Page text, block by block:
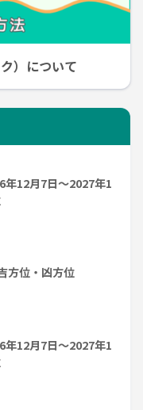
）について
年12月7日～2027年1
方位・凶方位
年12月7日～2027年1